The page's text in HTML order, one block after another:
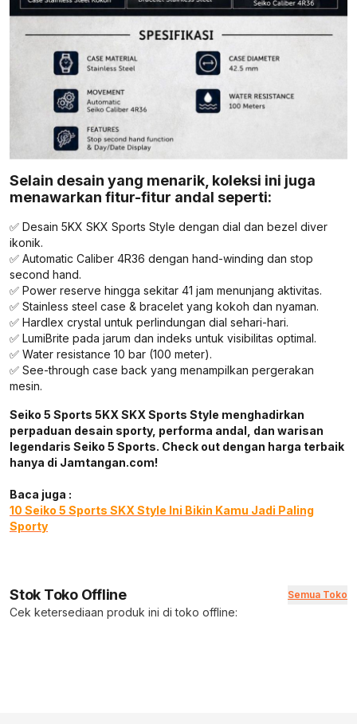
Selain desain yang menarik, koleksi ini juga
menawarkan fitur-fitur andal seperti:
✅ Desain 5KX SKX Sports Style dengan dial dan bezel diver
ikonik.
✅ Automatic Caliber 4R36 dengan hand-winding dan stop
second hand.
✅ Power reserve hingga sekitar 41 jam menunjang aktivitas.
✅ Stainless steel case & bracelet yang kokoh dan nyaman.
✅ Hardlex crystal untuk perlindungan dial sehari-hari.
✅ LumiBrite pada jarum dan indeks untuk visibilitas optimal.
✅ Water resistance 10 bar (100 meter).
✅ See-through case back yang menampilkan pergerakan
mesin.
Seiko 5 Sports 5KX SKX Sports Style menghadirkan
perpaduan desain sporty, performa andal, dan warisan
legendaris Seiko 5 Sports. Check out dengan harga terbaik
hanya di Jamtangan.com!
Baca juga :
10 Seiko 5 Sports SKX Style Ini Bikin Kamu Jadi Paling
Sporty
Stok Toko Offline Semua Toko
Cek ketersediaan produk ini di toko offline: